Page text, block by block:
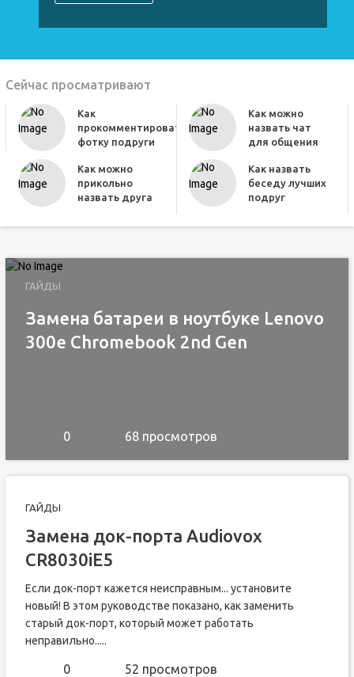
Сейчас просматривают
Как
прокомментировать
фотку подруги
Как можно
назвать чат
для общения
Как можно
прикольно
назвать друга
Как назвать
беседу лучших
подруг
ГАЙДЫ
Замена батареи в ноутбуке Lenovo
300e Chromebook 2nd Gen
0 68 просмотров
ГАЙДЫ
Замена док-порта Audiovox
CR8030iE5
Если док-порт кажется неисправным... установите
новый! В этом руководстве показано, как заменить
старый док-порт, который может работать
неправильно.....
0 52 просмотров